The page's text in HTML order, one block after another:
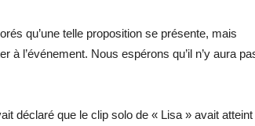
qu’une telle proposition se présente, mais
à l’événement. Nous espérons qu’il n’y aura
déclaré que le clip solo de « Lisa » avait